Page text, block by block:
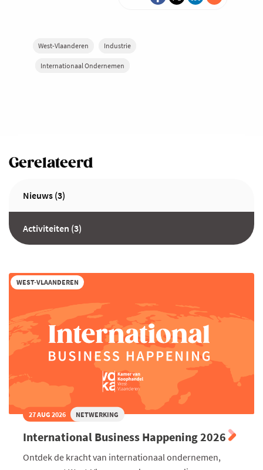
West-Vlaanderen Industrie
Internationaal Ondernemen
Gerelateerd
Nieuws (3)
Activiteiten (3)
WEST-VLAANDEREN
27 AUG 2026 NETWERKING
International Business Happening 2026
Ontdek de kracht van internationaal ondernemen,